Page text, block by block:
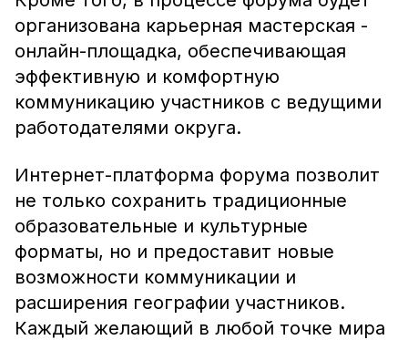
организована карьерная мастерская -
онлайн-площадка, обеспечивающая
эффективную и комфортную
коммуникацию участников с ведущими
работодателями округа.
Интернет-платформа форума позволит
не только сохранить традиционные
образовательные и культурные
форматы, но и предоставит новые
возможности коммуникации и
расширения географии участников.
Каждый желающий в любой точке мира